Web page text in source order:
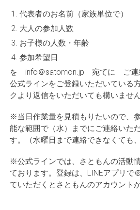
代表者のお名前（家族単位で）
大人の参加人数
お子様の人数・年齢
参加希望日
を info＠satomon.jp 宛てに ご連
公式ラインをご登録いただいている
クより返信をいただいても構いません
※当日作業量を見積もりたいので、
能な範囲で（水）までにご連絡いた
す。（水曜日まで連絡できなくても
※公式ラインでは、さともんの活動
ております。登録は、LINEアプリで
ていただくとさともんのアカウント